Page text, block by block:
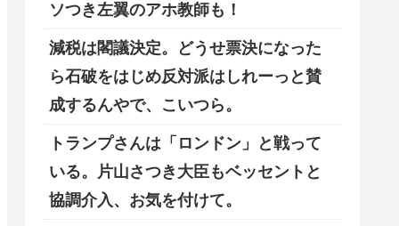
ソつき左翼のアホ教師も！
減税は閣議決定。どうせ票決になった
ら石破をはじめ反対派はしれーっと賛
成するんやで、こいつら。
トランプさんは「ロンドン」と戦って
いる。片山さつき大臣もベッセントと
協調介入、お気を付けて。